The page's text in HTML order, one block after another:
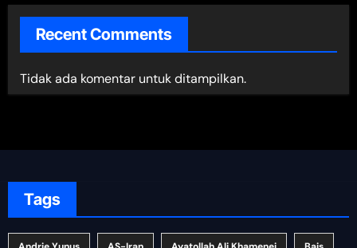
Recent Comments
Tidak ada komentar untuk ditampilkan.
Tags